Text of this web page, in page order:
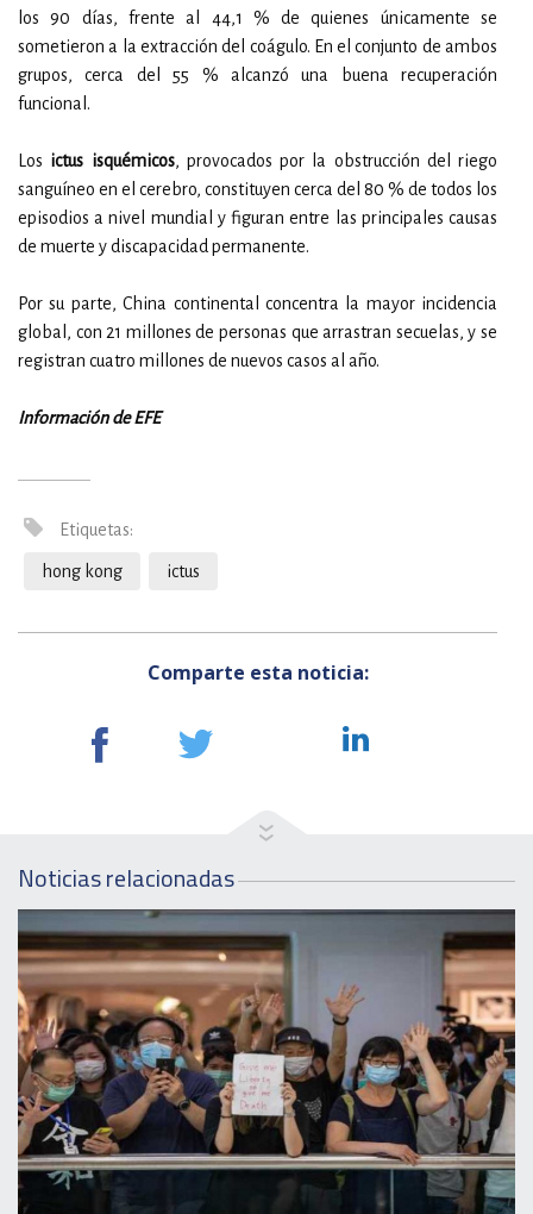
los 90 días, frente al 44,1 % de quienes únicamente se
sometieron a la extracción del coágulo. En el conjunto de ambos
grupos, cerca del 55 % alcanzó una buena recuperación
funcional.
Los ictus isquémicos, provocados por la obstrucción del riego
sanguíneo en el cerebro, constituyen cerca del 80 % de todos los
episodios a nivel mundial y figuran entre las principales causas
de muerte y discapacidad permanente.
Por su parte, China continental concentra la mayor incidencia
global, con 21 millones de personas que arrastran secuelas, y se
registran cuatro millones de nuevos casos al año.
Información de EFE
Etiquetas:
hong kong ictus
Comparte esta noticia:
Noticias relacionadas